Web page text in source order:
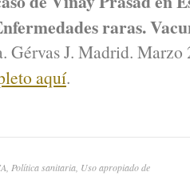
raras.
Gérvas J. Madrid.
aquí.
Política sanitaria Uso apropiado de